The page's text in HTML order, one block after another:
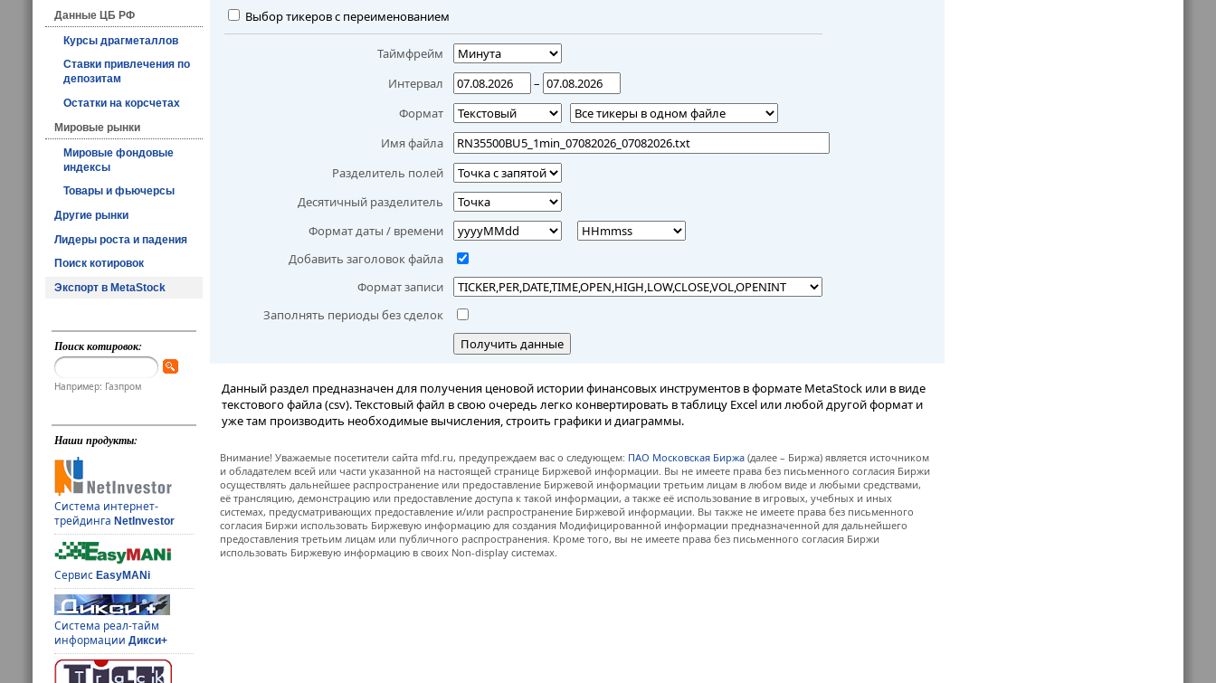
Данные ЦБ РФ
Курсы драгметаллов
Ставки привлечения по
депозитам
Остатки на корсчетах
Мировые рынки
Мировые фондовые
индексы
Товары и фьючерсы
Другие рынки
Лидеры роста и падения
Поиск котировок
Экспорт в MetaStock
Поиск котировок:
Например: Газпром
Наши продукты:
Система интернет-
трейдингаNetInvestor
СервисEasyMANi
Система реал-тайм
информацииДикси+
Выбор тикеров с переименованием
Таймфрейм
Интервал
–
Формат
Имя файла
Разделитель полей
Десятичный разделитель
Формат даты / времени
Добавить заголовок файла
Формат записи
Заполнять периоды без сделок
Получить данные
Данный раздел предназначен для получения ценовой истории финансовых инструментов в формате MetaStock или в виде
текстового файла (csv). Текстовый файл в свою очередь легко конвертировать в таблицу Excel или любой другой формат и
уже там производить необходимые вычисления, строить графики и диаграммы.
Внимание! Уважаемые посетители сайта mfd.ru, предупреждаем вас о следующем: ПАО Московская Биржа (далее – Биржа) является источником
и обладателем всей или части указанной на настоящей странице Биржевой информации. Вы не имеете права без письменного согласия Биржи
осуществлять дальнейшее распространение или предоставление Биржевой информации третьим лицам в любом виде и любыми средствами,
её трансляцию, демонстрацию или предоставление доступа к такой информации, а также её использование в игровых, учебных и иных
системах, предусматривающих предоставление и/или распространение Биржевой информации. Вы также не имеете права без письменного
согласия Биржи использовать Биржевую информацию для создания Модифицированной информации предназначенной для дальнейшего
предоставления третьим лицам или публичного распространения. Кроме того, вы не имеете права без письменного согласия Биржи
использовать Биржевую информацию в своих Non-display системах.